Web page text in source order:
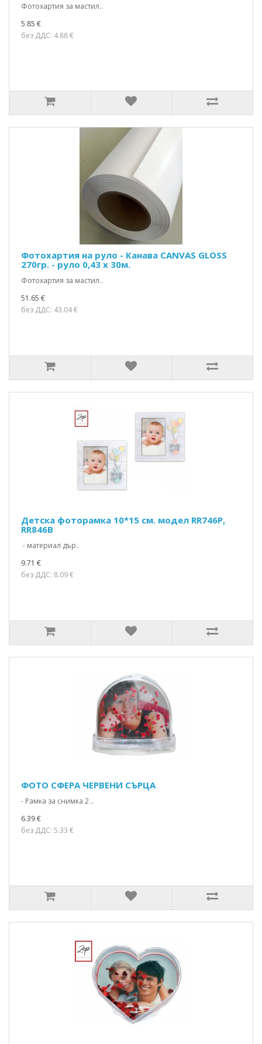
Фотохартия за мастил..
5.85 €
без ДДС: 4.88 €
Фотохартия на руло - Канава CANVAS GLOSS
270гр. - руло 0,43 х 30м.
Фотохартия за мастил..
51.65 €
без ДДС: 43.04 €
Детска фоторамка 10*15 см. модел RR746P,
RR846B
- материал дър..
9.71 €
без ДДС: 8.09 €
ФОТО СФЕРА ЧЕРВЕНИ СЪРЦА
- Рамка за снимка 2 ..
6.39 €
без ДДС: 5.33 €